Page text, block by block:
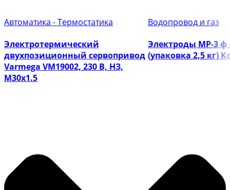
Автоматика - Термостатика
Электротермический
двухпозиционный сервопривод
Varmega VM19002, 230 В, НЗ,
M30х1.5
Водопровод и газ
Электроды МР-3
(упаковка 2,5 кг)